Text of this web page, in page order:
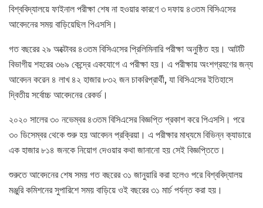
বিশ্ববিদ্যালয়ে ফাইনাল পরীক্ষা শেষ না হওয়ার কারণে ৩ দফায় ৪৩তম বিসিএসের
আবেদনের সময় বাড়িয়েছিল পিএসসি।
গত বছরের ২৯ অক্টোবর ৪৩তম বিসিএসের প্রিলিমিনারি পরীক্ষা অনুষ্ঠিত হয়। আটটি
বিভাগীয় শহরের ৩৬৯ কেন্দ্রে একযোগে এ পরীক্ষা হয়। এ পরীক্ষায় অংশগ্রহণের জন্য
আবেদন করেন ৪ লাখ ৪২ হাজার ৮৩২ জন চাকরিপ্রার্থী, যা বিসিএসের ইতিহাসে
দ্বিতীয় সর্বোচ্চ আবেদনের রেকর্ড।
২০২০ সালের ৩০ নভেম্বর ৪৩তম বিসিএসের বিজ্ঞপ্তি প্রকাশ করে পিএসসি। পরে
৩০ ডিসেম্বর থেকে শুরু হয় আবেদন প্রক্রিয়া। এ পরীক্ষার মাধ্যমে বিভিন্ন ক্যাডারে
এক হাজার ৮১৪ জনকে নিয়োগ দেওয়ার কথা জানানো হয় সেই বিজ্ঞপ্তিতে।
শুরুতে আবেদনের শেষ সময় গত বছরের ৩১ জানুয়ারি করা হলেও পরে বিশ্ববিদ্যালয়
মঞ্জুরি কমিশনের সুপারিশে সময় বাড়িয়ে ওই বছরের ৩১ মার্চ পর্যন্ত করা হয়।